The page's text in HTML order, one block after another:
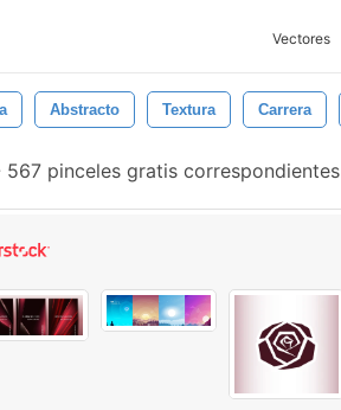
Vectores
Abstracto Textura Carrera
567 pinceles gratis correspondientes